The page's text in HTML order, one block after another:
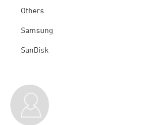
Others
Samsung
SanDisk